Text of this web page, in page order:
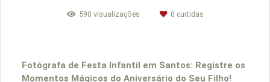
590 visualizações 0 curtidas
Fotógrafa de Festa Infantil em Santos: Registre os
Momentos Mágicos do Aniversário do Seu Filho!